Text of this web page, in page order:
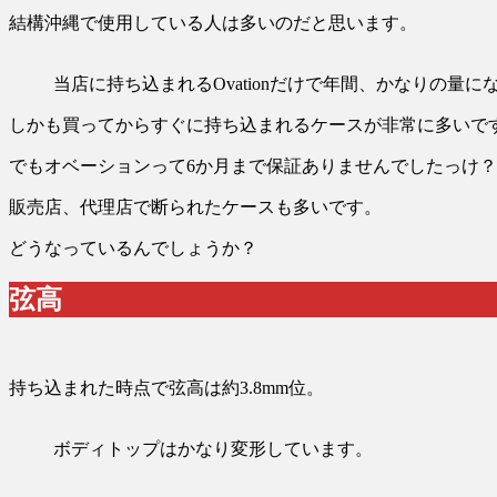
結構沖縄で使用している人は多いのだと思います。
当店に持ち込まれるOvationだけで年間、かなりの量に
しかも買ってからすぐに持ち込まれるケースが非常に多いで
でもオベーションって6か月まで保証ありませんでしたっけ？
販売店、代理店で断られたケースも多いです。
どうなっているんでしょうか？
弦高
持ち込まれた時点で弦高は約3.8mm位。
ボディトップはかなり変形しています。